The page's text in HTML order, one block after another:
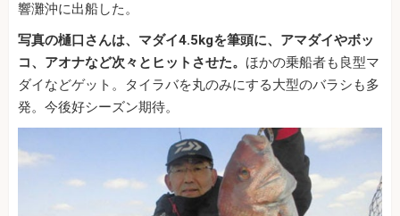
響灘沖に出船した。
写真の樋口さんは、マダイ4.5kgを筆頭に、アマダイやボッ
コ、アオナなど次々とヒットさせた。 ほかの乗船者も良型マ
ダイなどゲット。タイラバを丸のみにする大型のバラシも多
発。今後好シーズン期待。